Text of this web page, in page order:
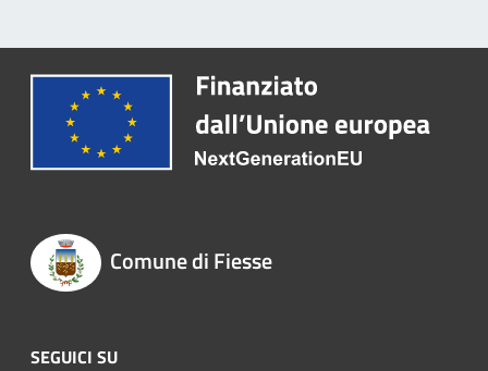
Comune di Fiesse
SEGUICI SU